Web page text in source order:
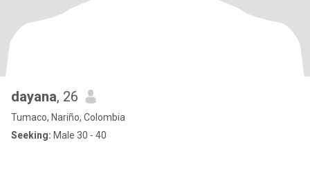
dayana, 26
Tumaco, Nariño, Colombia
Seeking: Male 30 - 40